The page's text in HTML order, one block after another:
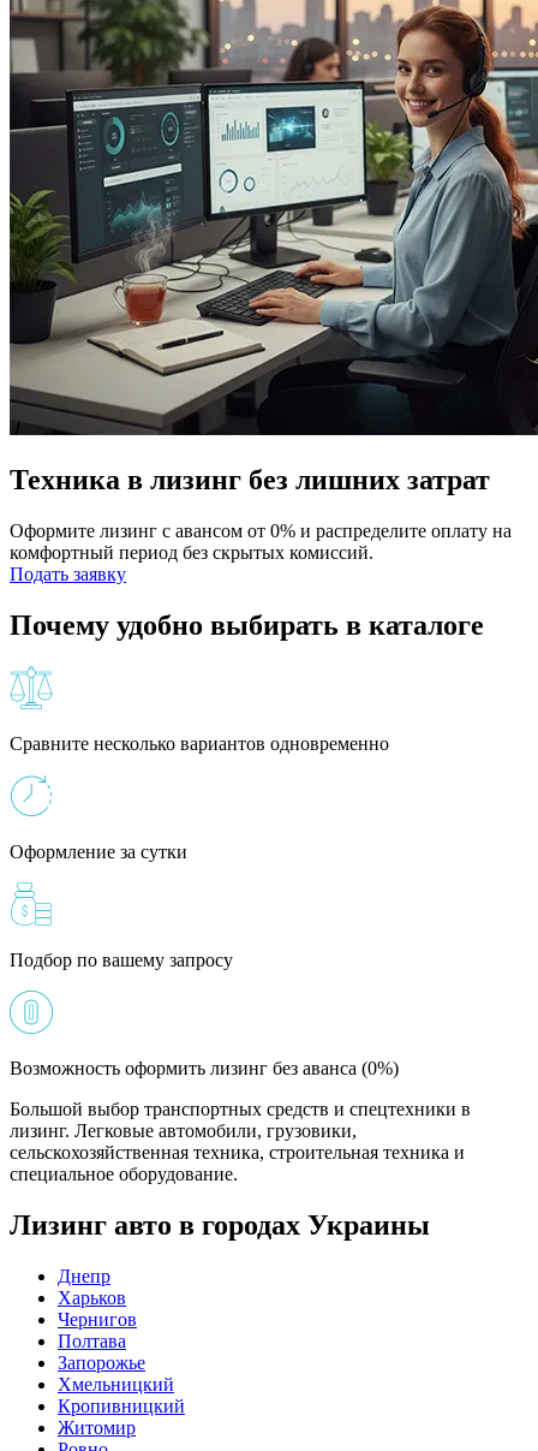
Техника в лизинг без лишних затрат
Оформите лизинг с авансом от 0% и распределите оплату на
комфортный период без скрытых комиссий.
Подать заявку
Почему удобно выбирать в каталоге
Сравните несколько вариантов одновременно
Оформление за сутки
Подбор по вашему запросу
Возможность оформить лизинг без аванса (0%)
Большой выбор транспортных средств и спецтехники в
лизинг. Легковые автомобили, грузовики,
сельскохозяйственная техника, строительная техника и
специальное оборудование.
Лизинг авто в городах Украины
Днепр
Харьков
Чернигов
Полтава
Запорожье
Хмельницкий
Кропивницкий
Житомир